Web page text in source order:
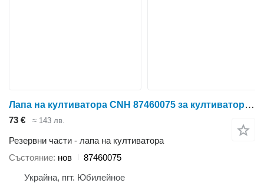
Лапа на култиватора CNH 87460075 за култиватор Case IH Ecolotiger
73 € ≈ 143 лв.
Резервни части - лапа на култиватора
Състояние нов
87460075
Украйна, пгт. Юбилейное